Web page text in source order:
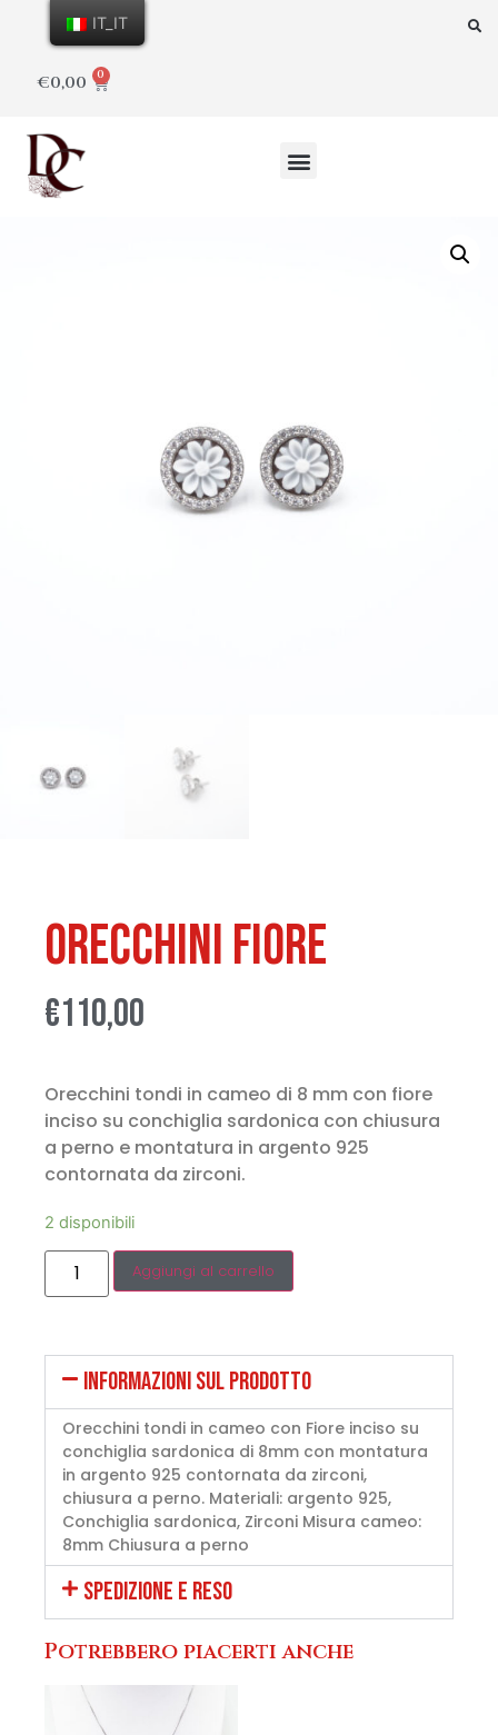
€0,00 0
Orecchini Fiore
€110,00
Orecchini tondi in cameo di 8 mm con fiore
inciso su conchiglia sardonica con chiusura
a perno e montatura in argento 925
contornata da zirconi.
2 disponibili
Aggiungi al carrello
INFORMAZIONI SUL PRODOTTO
Orecchini tondi in cameo con Fiore inciso su
conchiglia sardonica di 8mm con montatura
in argento 925 contornata da zirconi,
chiusura a perno. Materiali: argento 925,
Conchiglia sardonica, Zirconi Misura cameo:
8mm Chiusura a perno
SPEDIZIONE E RESO
Potrebbero piacerti anche
IT_IT